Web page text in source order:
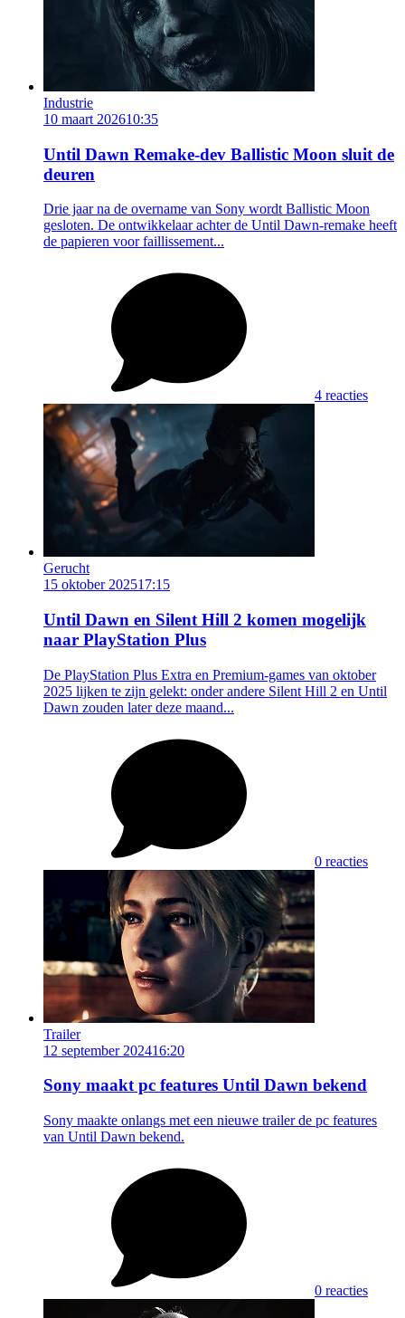
Industrie
10 maart 202610:35
Until Dawn Remake-dev Ballistic Moon sluit de
deuren
Drie jaar na de overname van Sony wordt Ballistic Moon
gesloten. De ontwikkelaar achter de Until Dawn-remake heeft
de papieren voor faillissement...
4 reacties
Gerucht
15 oktober 202517:15
Until Dawn en Silent Hill 2 komen mogelijk
naar PlayStation Plus
De PlayStation Plus Extra en Premium-games van oktober
2025 lijken te zijn gelekt: onder andere Silent Hill 2 en Until
Dawn zouden later deze maand...
0 reacties
Trailer
12 september 202416:20
Sony maakt pc features Until Dawn bekend
Sony maakte onlangs met een nieuwe trailer de pc features
van Until Dawn bekend.
0 reacties